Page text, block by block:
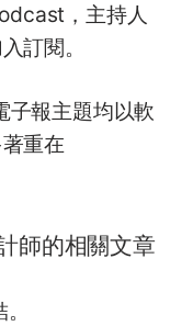
，主持人
訂閱。
子報主題均以軟
重在
師的相關文章